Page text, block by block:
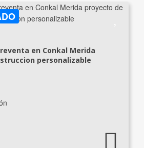
en Conkal Merida
personalizable